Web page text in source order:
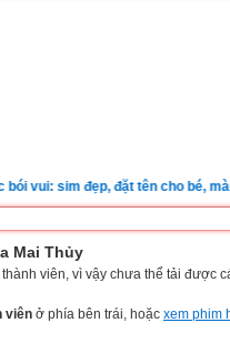
sim đẹp, đặt tên cho bé, màu
Mai Thủy
viên, vì vậy chưa thể tải được
viên ở phía bên trái, hoặc xem phim